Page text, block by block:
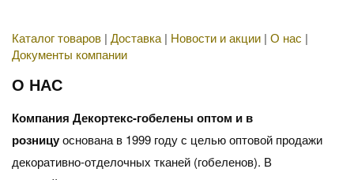
Каталог товаров | Доставка | Новости и акции | О нас |
Документы компании
О НАС
Компания Декортекс-гобелены оптом и в
розницуоснована в 1999 году с целью оптовой продажи
декоративно-отделочных тканей (гобеленов). В